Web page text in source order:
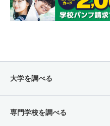
大学を調べる
専門学校を調べる